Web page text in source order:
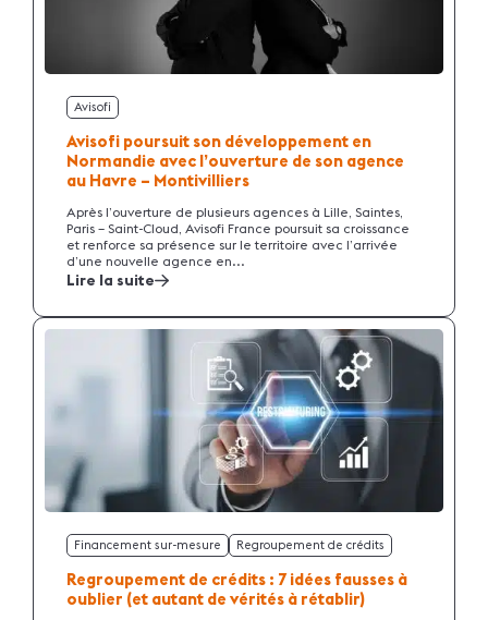
Avisofi
Avisofi poursuit son développement en
Normandie avec l’ouverture de son agence
au Havre – Montivilliers
Après l’ouverture de plusieurs agences à Lille, Saintes,
Paris – Saint-Cloud, Avisofi France poursuit sa croissance
et renforce sa présence sur le territoire avec l’arrivée
d’une nouvelle agence en...
Lire la suite
Financement sur-mesure Regroupement de crédits
Regroupement de crédits : 7 idées fausses à
oublier (et autant de vérités à rétablir)